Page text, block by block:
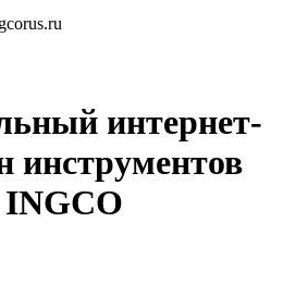
интернет-
инструментов
INGCO